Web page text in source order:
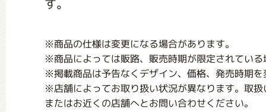
す。
※商品の仕様は変更になる場合があります。
※商品によっては販路、販売時期が限定されてい
※掲載商品は予告なくデザイン、価格、発売時期
※店舗によってお取り扱い状況が異なります。取
またはお近くの店舗へとお問い合わせください。